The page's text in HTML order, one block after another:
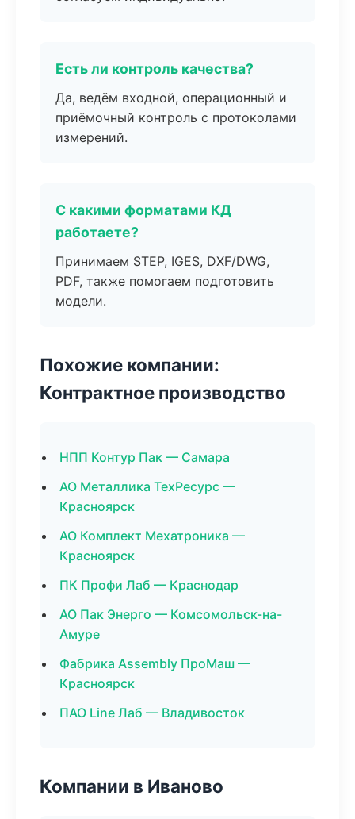
Есть ли контроль качества?
Да, ведём входной, операционный и
приёмочный контроль с протоколами
измерений.
С какими форматами КД
работаете?
Принимаем STEP, IGES, DXF/DWG,
PDF, также помогаем подготовить
модели.
Похожие компании:
Контрактное производство
НПП Контур Пак — Самара
АО Металлика ТехРесурс —
Красноярск
АО Комплект Мехатроника —
Красноярск
ПК Профи Лаб — Краснодар
АО Пак Энерго — Комсомольск-на-
Амуре
Фабрика Assembly ПроМаш —
Красноярск
ПАО Line Лаб — Владивосток
Компании в Иваново